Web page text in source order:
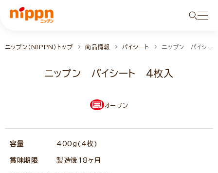
ニップン（NIPPN）トップ 商品情報 パイシート ニップン パイシ
ニップン パイシート 4枚入
オーブン
容量 400g(4枚)
賞味期限 製造後18ヶ月